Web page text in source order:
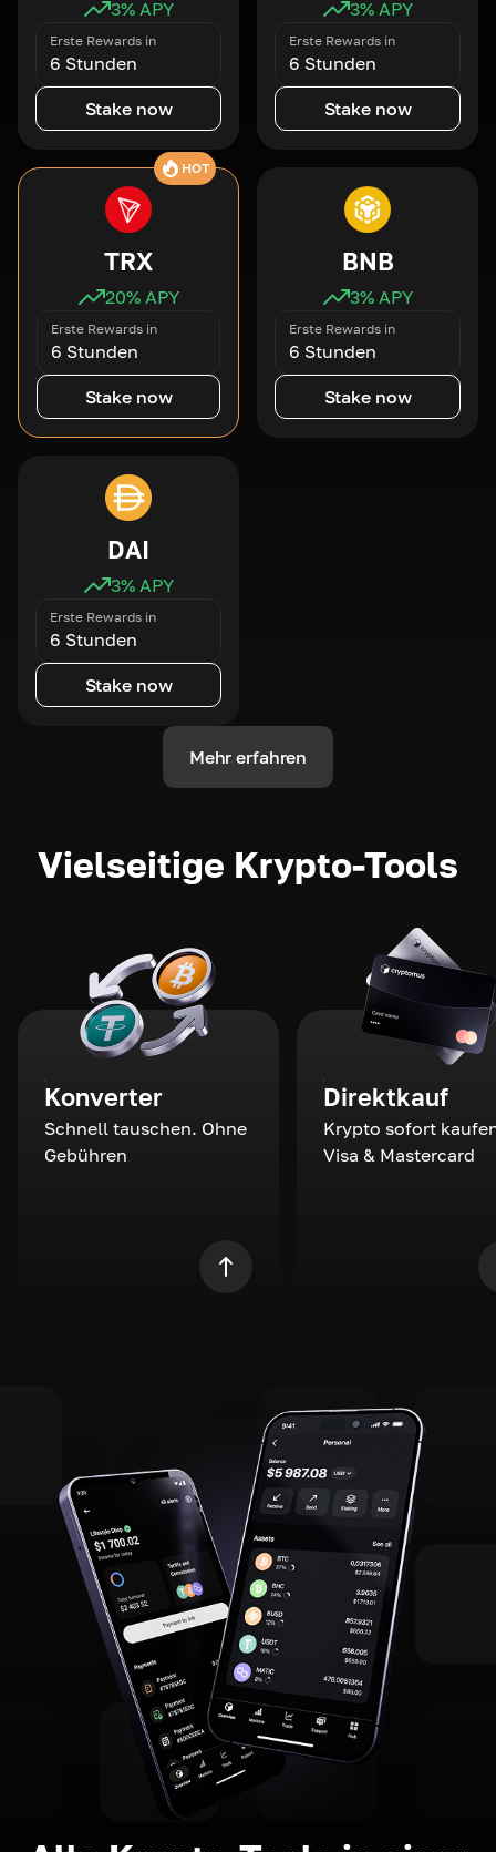
3% APY
Erste Rewards in
6 Stunden
Stake now
3% APY
Erste Rewards in
6 Stunden
Stake now
HOT
TRX
20% APY
Erste Rewards in
6 Stunden
Stake now
BNB
3% APY
Erste Rewards in
6 Stunden
Stake now
DAI
3% APY
Erste Rewards in
6 Stunden
Stake now
Mehr erfahren
Vielseitige Krypto-Tools
Konverter
Schnell tauschen. Ohne
Gebühren
Direktkauf
Krypto sofort
Visa & Mastercard